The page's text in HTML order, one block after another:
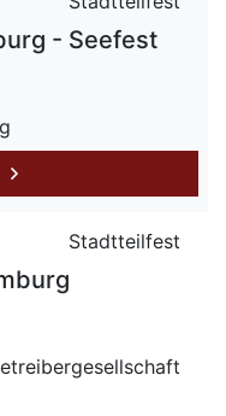
- Seefest
Stadtteilfest